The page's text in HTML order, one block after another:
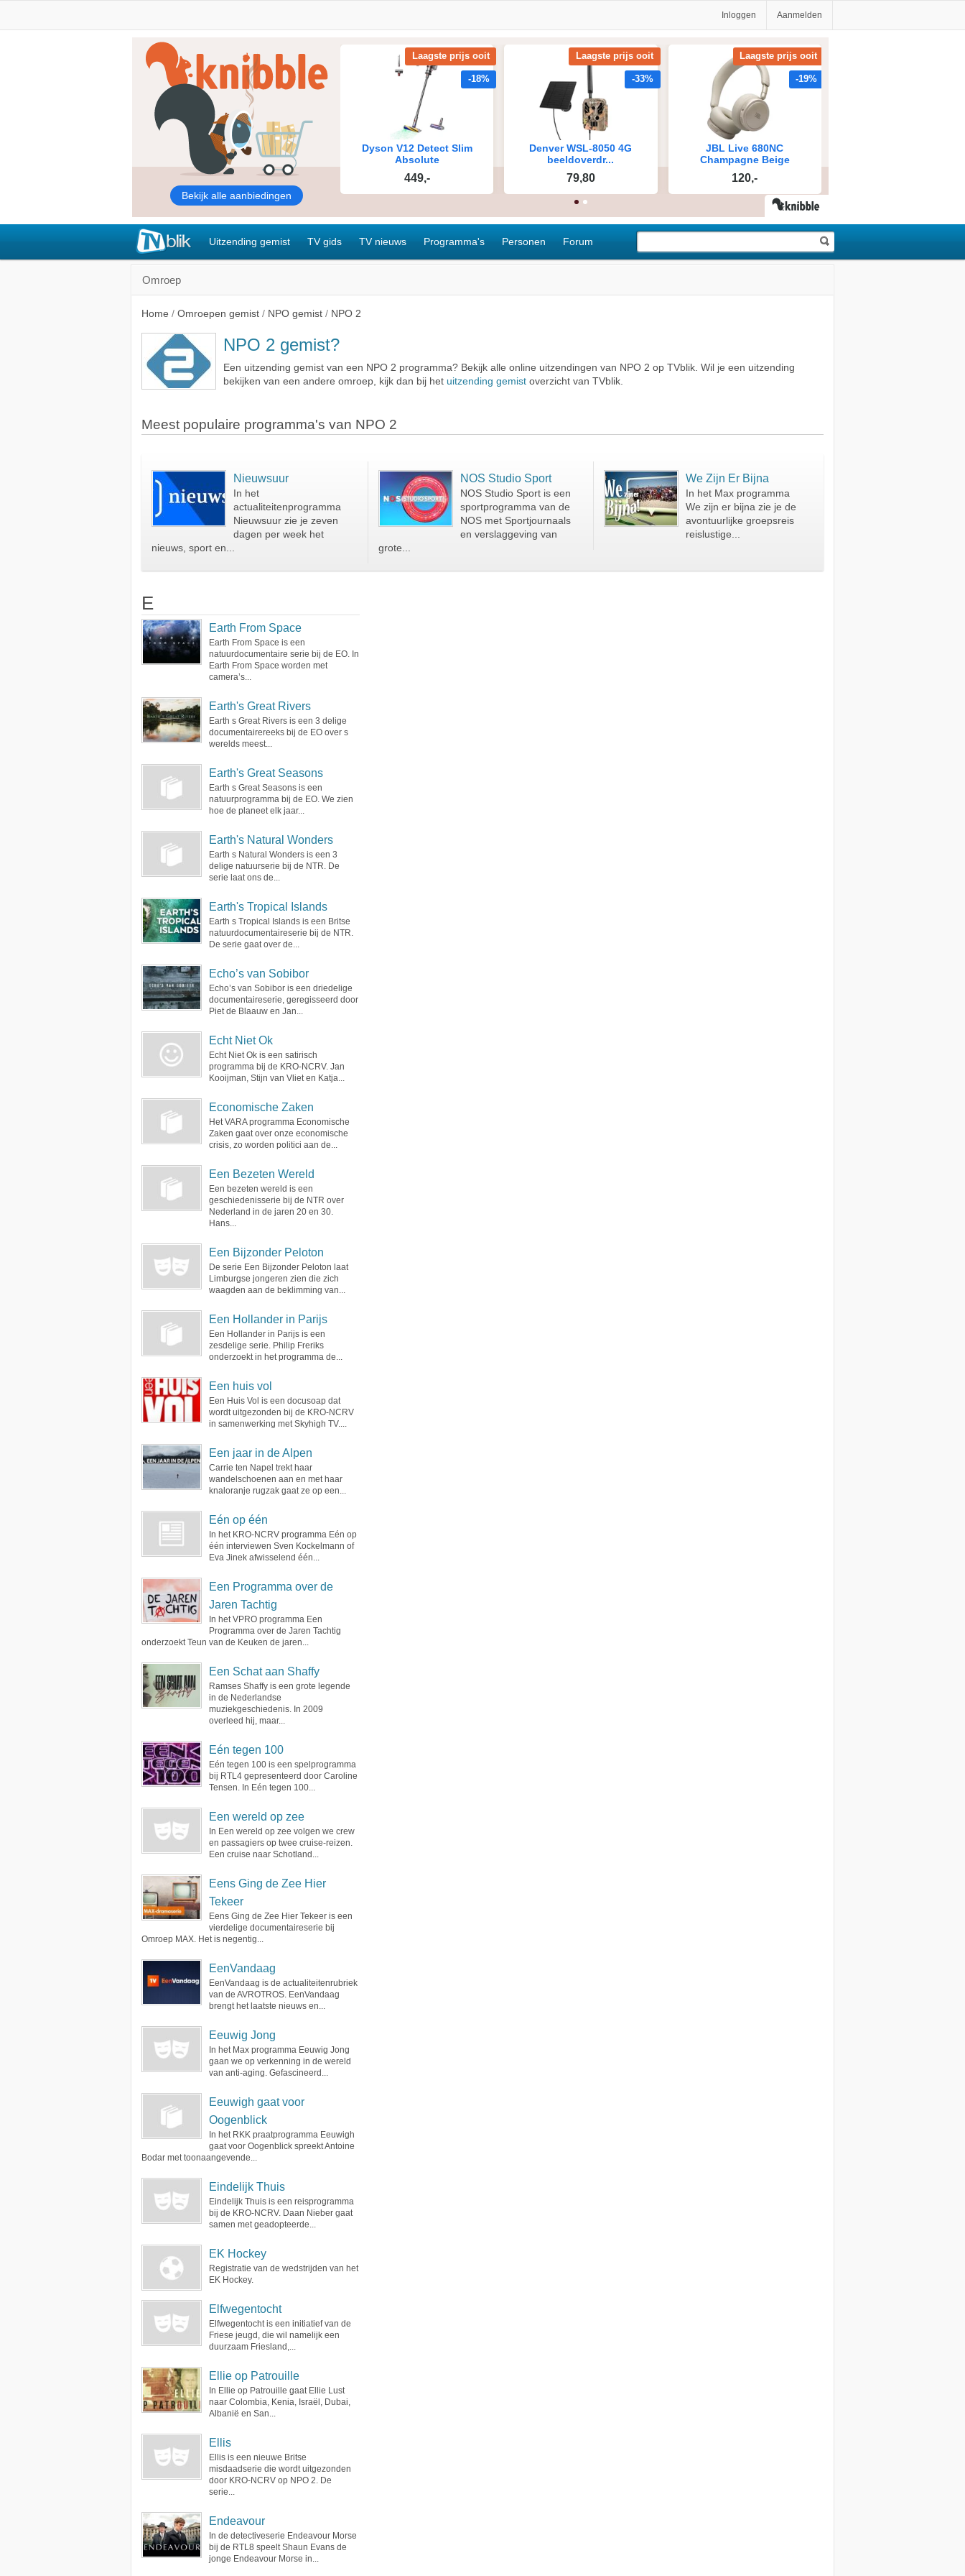
Inloggen Aanmelden
Uitzending gemist TV gids TV nieuws Programma's Personen Forum
Omroep
Home / Omroepen gemist / NPO gemist / NPO 2
NPO 2 gemist?
Een uitzending gemist van een NPO 2 programma? Bekijk alle online uitzendingen van NPO 2 op TVblik. Wil je een uitzending
bekijken van een andere omroep, kijk dan bij het uitzending gemist overzicht van TVblik.
Meest populaire programma's van NPO 2
Nieuwsuur
In het
actualiteitenprogramma
Nieuwsuur zie je zeven
dagen per week het
nieuws, sport en...
NOS Studio Sport
NOS Studio Sport is een
sportprogramma van de
NOS met Sportjournaals
en verslaggeving van
grote...
We Zijn Er Bijna
In het Max programma
We zijn er bijna zie je de
avontuurlijke groepsreis
reislustige...
E
Earth From Space
Earth From Space is een
natuurdocumentaire serie bij de EO. In
Earth From Space worden met
camera’s...
Earth's Great Rivers
Earth s Great Rivers is een 3 delige
documentairereeks bij de EO over s
werelds meest...
Earth's Great Seasons
Earth s Great Seasons is een
natuurprogramma bij de EO. We zien
hoe de planeet elk jaar...
Earth's Natural Wonders
Earth s Natural Wonders is een 3
delige natuurserie bij de NTR. De
serie laat ons de...
Earth's Tropical Islands
Earth s Tropical Islands is een Britse
natuurdocumentaireserie bij de NTR.
De serie gaat over de...
Echo’s van Sobibor
Echo’s van Sobibor is een driedelige
documentaireserie, geregisseerd door
Piet de Blaauw en Jan...
Echt Niet Ok
Echt Niet Ok is een satirisch
programma bij de KRO-NCRV. Jan
Kooijman, Stijn van Vliet en Katja...
Economische Zaken
Het VARA programma Economische
Zaken gaat over onze economische
crisis, zo worden politici aan de...
Een Bezeten Wereld
Een bezeten wereld is een
geschiedenisserie bij de NTR over
Nederland in de jaren 20 en 30.
Hans...
Een Bijzonder Peloton
De serie Een Bijzonder Peloton laat
Limburgse jongeren zien die zich
waagden aan de beklimming van...
Een Hollander in Parijs
Een Hollander in Parijs is een
zesdelige serie. Philip Freriks
onderzoekt in het programma de...
Een huis vol
Een Huis Vol is een docusoap dat
wordt uitgezonden bij de KRO-NCRV
in samenwerking met Skyhigh TV....
Een jaar in de Alpen
Carrie ten Napel trekt haar
wandelschoenen aan en met haar
knaloranje rugzak gaat ze op een...
Eén op één
In het KRO-NCRV programma Eén op
één interviewen Sven Kockelmann of
Eva Jinek afwisselend één...
Een Programma over de
Jaren Tachtig
In het VPRO programma Een
Programma over de Jaren Tachtig
onderzoekt Teun van de Keuken de jaren...
Een Schat aan Shaffy
Ramses Shaffy is een grote legende
in de Nederlandse
muziekgeschiedenis. In 2009
overleed hij, maar...
Eén tegen 100
Eén tegen 100 is een spelprogramma
bij RTL4 gepresenteerd door Caroline
Tensen. In Eén tegen 100...
Een wereld op zee
In Een wereld op zee volgen we crew
en passagiers op twee cruise-reizen.
Een cruise naar Schotland...
Eens Ging de Zee Hier
Tekeer
Eens Ging de Zee Hier Tekeer is een
vierdelige documentaireserie bij
Omroep MAX. Het is negentig...
EenVandaag
EenVandaag is de actualiteitenrubriek
van de AVROTROS. EenVandaag
brengt het laatste nieuws en...
Eeuwig Jong
In het Max programma Eeuwig Jong
gaan we op verkenning in de wereld
van anti-aging. Gefascineerd...
Eeuwigh gaat voor
Oogenblick
In het RKK praatprogramma Eeuwigh
gaat voor Oogenblick spreekt Antoine
Bodar met toonaangevende...
Eindelijk Thuis
Eindelijk Thuis is een reisprogramma
bij de KRO-NCRV. Daan Nieber gaat
samen met geadopteerde...
EK Hockey
Registratie van de wedstrijden van het
EK Hockey.
Elfwegentocht
Elfwegentocht is een initiatief van de
Friese jeugd, die wil namelijk een
duurzaam Friesland,...
Ellie op Patrouille
In Ellie op Patrouille gaat Ellie Lust
naar Colombia, Kenia, Israël, Dubai,
Albanië en San...
Ellis
Ellis is een nieuwe Britse
misdaadserie die wordt uitgezonden
door KRO-NCRV op NPO 2. De
serie...
Endeavour
In de detectiveserie Endeavour Morse
bij de RTL8 speelt Shaun Evans de
jonge Endeavour Morse in...